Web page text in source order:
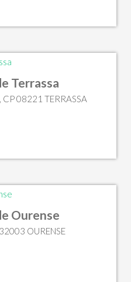
Terrassa
CP 08221 TERRASSA
Ourense
OURENSE